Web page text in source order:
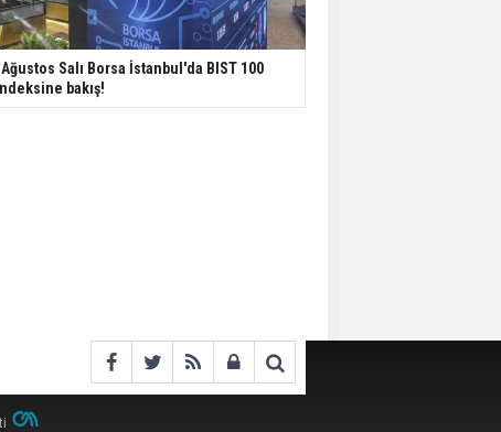
Salı Borsa İstanbul'da BIST 100
bakış!